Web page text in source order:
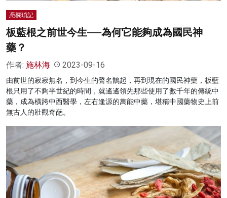
憑欄瑣記
板藍根之前世今生──為何它能夠成為國民神
藥？
作者: 施林海 2023-09-16
由前世的寂寂無名，到今生的聲名鵲起，再到現在的國民神藥，板藍
根只用了不夠半世紀的時間，就遙遙領先那些使用了數千年的傳統中
藥，成為橫跨中西醫學，左右逢源的萬能中藥，堪稱中國藥物史上前
無古人的壯觀奇葩。